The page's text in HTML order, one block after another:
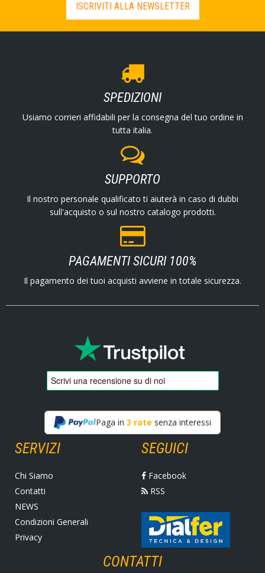
ISCRIVITI ALLA NEWSLETTER
SPEDIZIONI
Usiamo corrieri affidabili per la consegna del tuo ordine in
tutta italia.
SUPPORTO
Il nostro personale qualificato ti aiuterà in caso di dubbi
sull'acquisto o sul nostro catalogo prodotti.
PAGAMENTI SICURI 100%
Il pagamento dei tuoi acquisti avviene in totale sicurezza.
Paga in 3 rate senza interessi
SERVIZI
Chi Siamo
Contatti
NEWS
Condizioni Generali
Privacy
SEGUICI
Facebook
RSS
CONTATTI